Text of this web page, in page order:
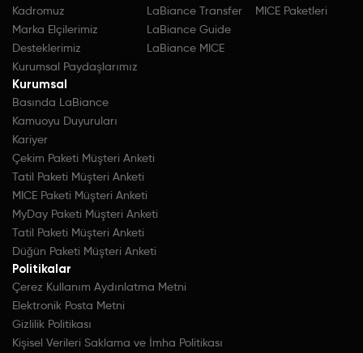
Kadromuz
Marka Elçilerimiz
Desteklerimiz
Kurumsal Paydaşlarımız
LaBiance Transfer
LaBiance Guide
LaBiance MICE
MICE Paketleri
Kurumsal
Basında LaBiance
Kamuoyu Duyuruları
Kariyer
Çekim Paketi Müşteri Anketi
Tatil Paketi Müşteri Anketi
MICE Paketi Müşteri Anketi
MyDay Paketi Müşteri Anketi
Tatil Paketi Müşteri Anketi
Düğün Paketi Müşteri Anketi
Politikalar
Çerez Kullanım Aydınlatma Metni
Elektronik Posta Metni
Gizlilik Politikası
Kişisel Verileri Saklama ve İmha Politikası